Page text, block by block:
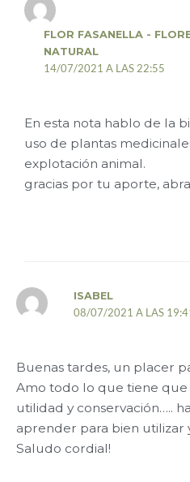
FLOR FASANELLA -
NATURAL
14/07/2021 A LAS 22:55
En esta nota hablo de la
uso de plantas
explotación animal.
gracias por tu aporte,
ISABEL
08/07/2021 A LAS
Buenas tardes, un placer
Amo todo lo que tiene que
utilidad y conservación…..
aprender para bien utilizar
Saludo cordial!